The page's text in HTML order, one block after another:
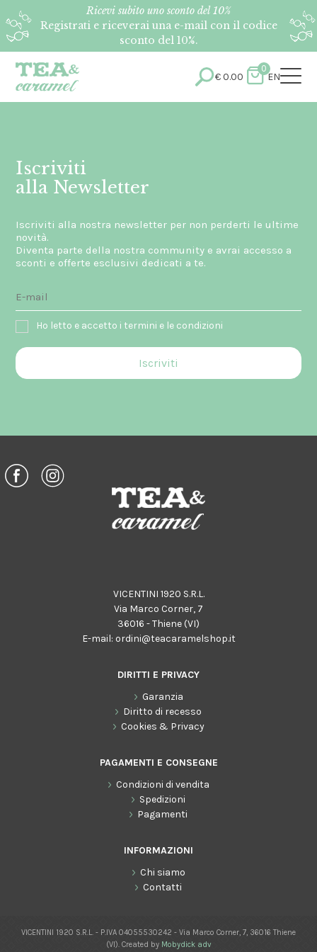
Ricevi subito uno sconto del 10%
Registrati e riceverai una e-mail con il codice
sconto del 10%.
€0.00
0
EN
Iscriviti
alla Newsletter
Iscriviti alla nostra newsletter per non perderti le ultime
novità.
Diventa parte della nostra community e avrai accesso a
sconti e offerte esclusivi dedicati a te.
Ho letto e accetto i termini e le condizioni
VICENTINI 1920 S.R.L.
Via Marco Corner, 7
36016 - Thiene (VI)
E-mail: ordini@teacaramelshop.it
DIRITTI E PRIVACY
Garanzia
Diritto di recesso
Cookies & Privacy
PAGAMENTI E CONSEGNE
Condizioni di vendita
Spedizioni
Pagamenti
INFORMAZIONI
Chi siamo
Contatti
VICENTINI 1920 S.R.L. - P.IVA 04055530242 - Via Marco Corner, 7, 36016 Thiene
(VI). Created by Mobydick adv